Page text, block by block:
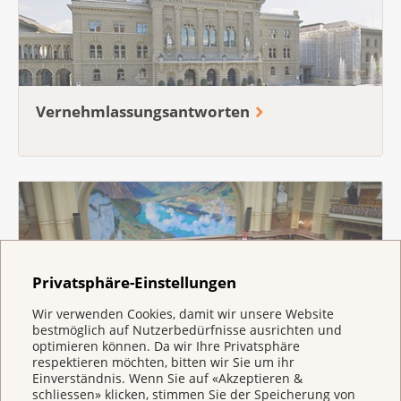
Privatsphäre-Einstellungen
Wir verwenden Cookies, damit wir unsere Website
bestmöglich auf Nutzerbedürfnisse ausrichten und
optimieren können. Da wir Ihre Privatsphäre
respektieren möchten, bitten wir Sie um ihr
Einverständnis. Wenn Sie auf «Akzeptieren &
schliessen» klicken, stimmen Sie der Speicherung von
Vergessen
werden.
Mehr zu Palliative Care
Oncosuisse gezielt in den Bereichen
Früherkennung und Cancer Survivorship ein.
Mehr zur Nationalen Strategie gegen
Krebs
Vernehmlassungs­antworten
Politische Geschäfte